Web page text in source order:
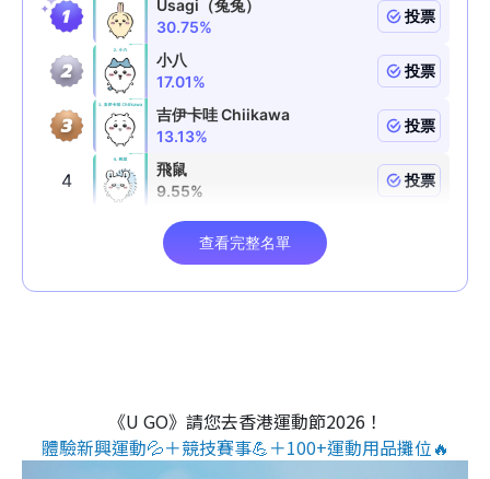
《U GO》請您去香港運動節2026！
體驗新興運動💦＋競技賽事💪＋100+運動用品攤位🔥